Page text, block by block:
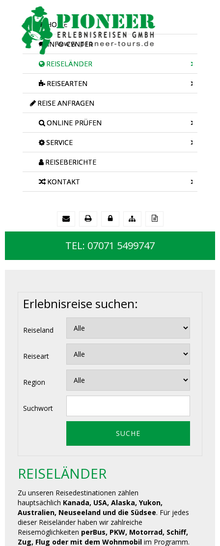
HOME
INFO-CENTER
REISELÄNDER
REISEARTEN
REISE ANFRAGEN
ONLINE PRÜFEN
SERVICE
REISEBERICHTE
KONTAKT
TEL: 07071 5499747
Erlebnisreise suchen:
Reiseland
Reiseart
Region
Suchwort
REISELÄNDER
Zu unseren Reisedestinationen zählen
hauptsächlich Kanada, USA, Alaska, Yukon,
Australien, Neuseeland und die Südsee. Für jedes
dieser Reiseländer haben wir zahlreiche
Reisemöglichkeiten perBus, PKW, Motorrad, Schiff,
Zug, Flug oder mit dem Wohnmobil im Programm.